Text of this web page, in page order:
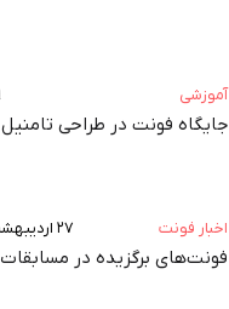
آموزشی ۹
جایگاه فونت در طراحی
اخبار فونت ۲۷ اردیبهشت ۱۴۰۵
فونت‌های برگزیده در